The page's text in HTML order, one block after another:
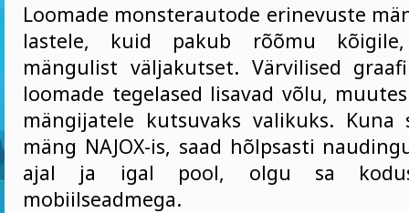
Loomade monsterautode erinevuste
lastele, kuid pakub rõõmu
mängulist väljakutset. Värvilised
loomade tegelased lisavad võlu,
mängijatele kutsuvaks valikuks.
mäng NAJOX-is, saad hõlpsasti
ajal ja igal pool, olgu sa
mobiilseadmega.